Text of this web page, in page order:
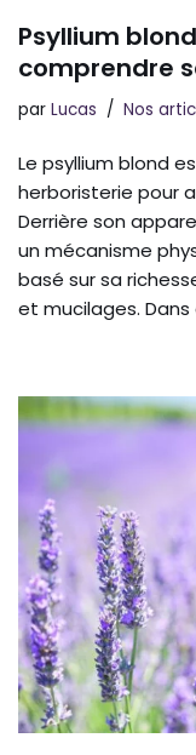
Psyllium
comprendre
par Lucas Nos
Le psyllium blond
herboristerie pour
Derrière son
un mécanisme
basé sur sa
et mucilages.